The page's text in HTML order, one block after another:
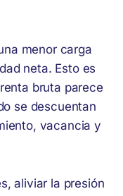
menor carga
neta. Esto es
bruta parece
se descuentan
vacancia y
aliviar la presión